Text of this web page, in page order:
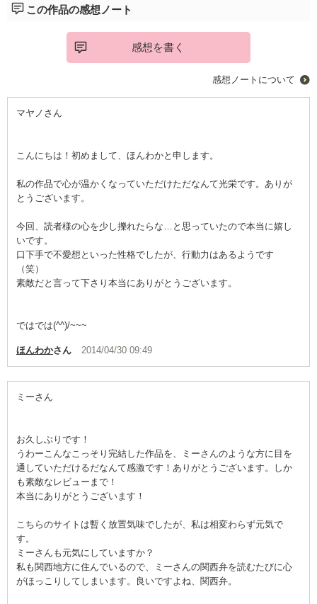
とても愛ある作品だなと
是非、一読ください。
この作品の感想ノート
感想を書く
感想ノートについて
マヤノさん
こんにちは！初めまして、ほんわかと申します。
私の作品で心が温かくなっていただけただなんて光栄です。ありが
とうございます。
今回、読者様の心を少し擽れたらな…と思っていたので本当に嬉し
いです。
口下手で不愛想といった性格でしたが、行動力はあるようです
（笑）
素敵だと言って下さり本当にありがとうございます。
ではでは(^^)/~~~
ほんわかさん 2014/04/30 09:49
ミーさん
お久しぶりです！
うわーこんなこっそり完結した作品を、ミーさんのような方に目を
通していただけるだなんて感激です！ありがとうございます。しか
も素敵なレビューまで！
本当にありがとうございます！
こちらのサイトは暫く放置気味でしたが、私は相変わらず元気で
す。
ミーさんも元気にしていますか？
私も関西地方に住んでいるので、ミーさんの関西弁を読むたびに心
がほっこりしてしまいます。良いですよね、関西弁。